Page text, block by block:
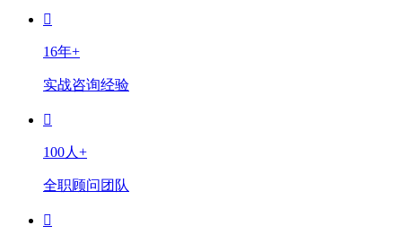
16年+
实战咨询经验
100人+
全职顾问团队